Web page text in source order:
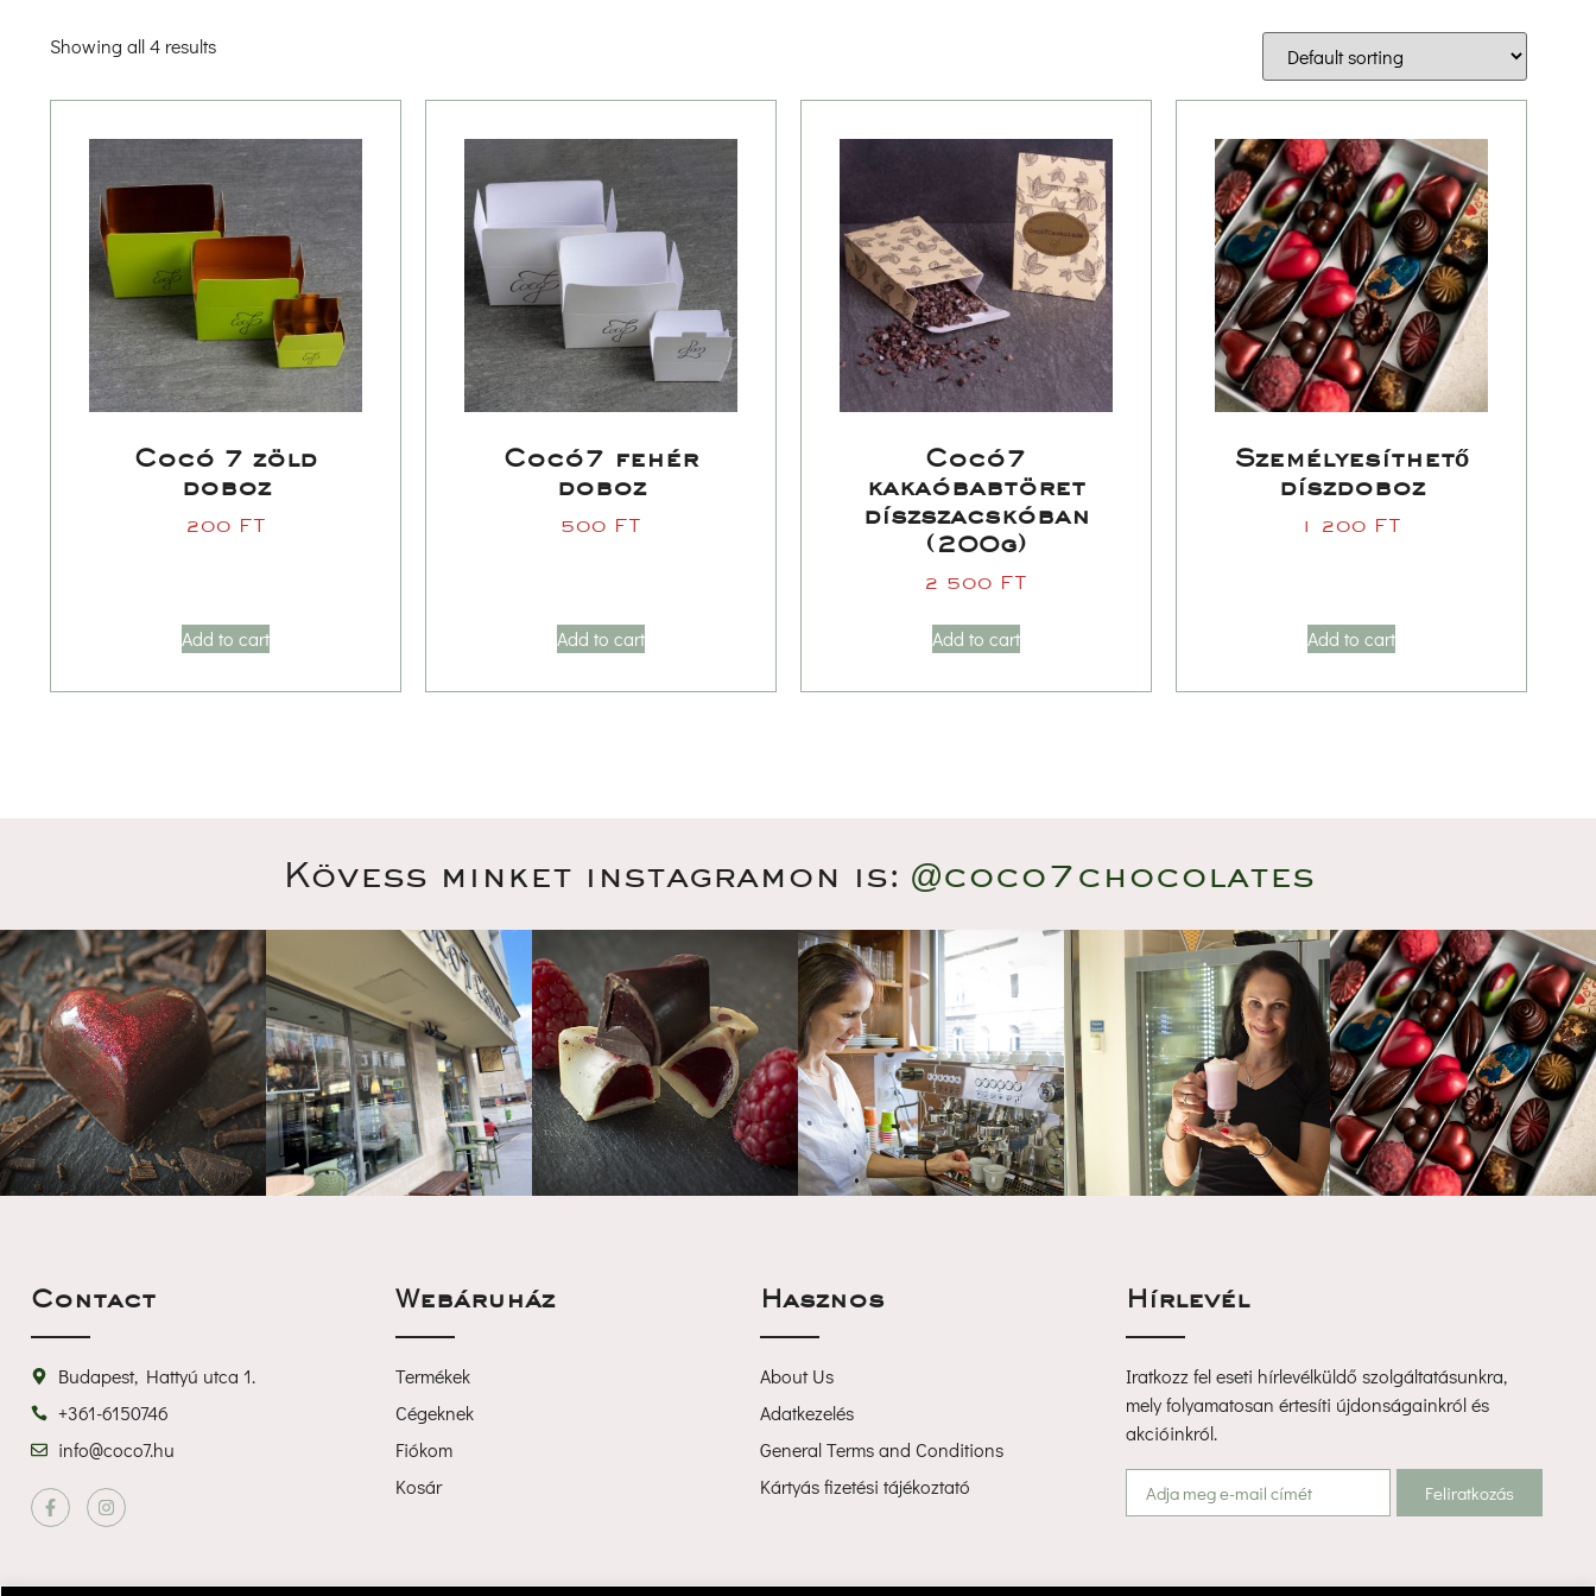
Showing all 4 result
Cocó 7 zöld
doboz
200 FT
Add to cart
Cocó7 fehér
doboz
500 FT
Add to cart
Cocó7
kakaóbabtöret
díszszacskóban
(200g)
2 500 FT
Add to cart
Személyesíthető
díszdoboz
1 200 FT
Add to cart
Kövess minket instagramon is: @coco7chocolate
Contact
Budapest, Hattyú utca 1.
+361-6150746
info@coco7.hu
Webáruház
Termékek
Cégeknek
Fiókom
Kosár
Haszno
About U
Adatkezelé
General Terms and Condition
Kártyás fizetési tájékoztató
Hírlevél
Iratkozz fel eseti hírlevélküldő szolgáltatásunkra,
mely folyamatosan értesíti újdonságainkról és
akcióinkról.
Feliratkozá